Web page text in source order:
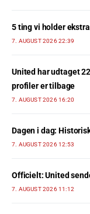
5 ting vi holder
7. AUGUST 2026 22:39
United har udtaget
profiler er tilbage
7. AUGUST 2026 16:20
Dagen i dag:
7. AUGUST 2026 12:53
Officielt: United
7. AUGUST 2026 11:12